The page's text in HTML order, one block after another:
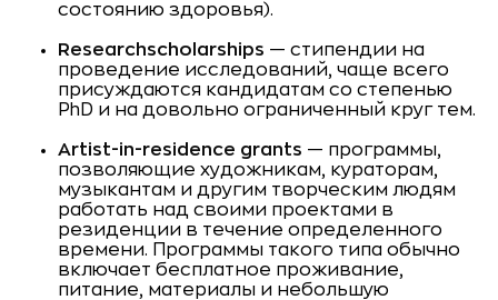
состоянию здоровья).
Researchscholarships — стипендии на
проведение исследований, чаще всего
присуждаются кандидатам со степенью
PhD и на довольно ограниченный круг тем.
Artist-in-residence grants — программы,
позволяющие художникам, кураторам,
музыкантам и другим творческим людям
работать над своими проектами в
резиденции в течение определенного
времени. Программы такого типа обычно
включает бесплатное проживание,
питание, материалы и небольшую